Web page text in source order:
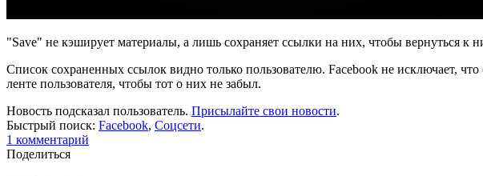
"Save" не кэширует материалы, а лишь сохраняет ссылки на них, чтобы вернуться
Список сохраненных ссылок видно только пользователю. Facebook не исключает,
ленте пользователя, чтобы тот о них не забыл.
Новость подсказал пользователь. Присылайте свои новости.
Быстрый поиск: Facebook, Соцсети.
1 комментарий
Поделиться